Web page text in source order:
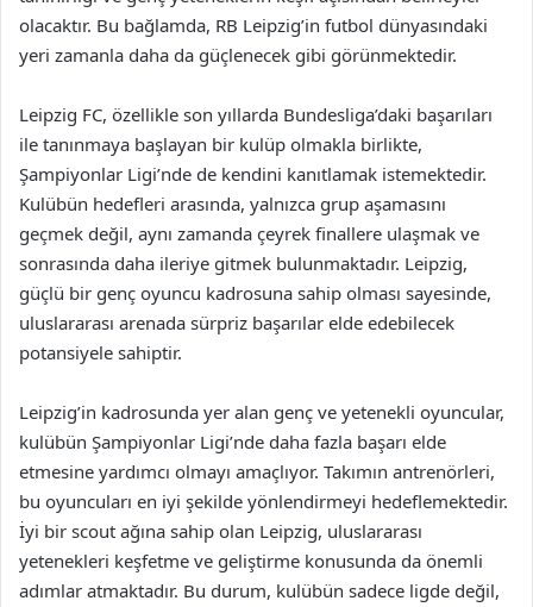
olacaktır. Bu bağlamda, RB Leipzig’in futbol dünyasındaki
yeri zamanla daha da güçlenecek gibi görünmektedir.
Leipzig FC, özellikle son yıllarda Bundesliga’daki başarıları
ile tanınmaya başlayan bir kulüp olmakla birlikte,
Şampiyonlar Ligi’nde de kendini kanıtlamak istemektedir.
Kulübün hedefleri arasında, yalnızca grup aşamasını
geçmek değil, aynı zamanda çeyrek finallere ulaşmak ve
sonrasında daha ileriye gitmek bulunmaktadır. Leipzig,
güçlü bir genç oyuncu kadrosuna sahip olması sayesinde,
uluslararası arenada sürpriz başarılar elde edebilecek
potansiyele sahiptir.
Leipzig’in kadrosunda yer alan genç ve yetenekli oyuncular,
kulübün Şampiyonlar Ligi’nde daha fazla başarı elde
etmesine yardımcı olmayı amaçlıyor. Takımın antrenörleri,
bu oyuncuları en iyi şekilde yönlendirmeyi hedeflemektedir.
İyi bir scout ağına sahip olan Leipzig, uluslararası
yetenekleri keşfetme ve geliştirme konusunda da önemli
adımlar atmaktadır. Bu durum, kulübün sadece ligde değil,